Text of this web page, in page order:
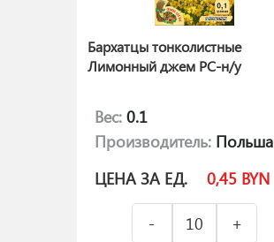
Бархатцы тонколистные
Лимонный джем РС-н/у
Вес: 0.1
Производитель: Польша
ЦЕНА ЗА ЕД.
0,45 BYN